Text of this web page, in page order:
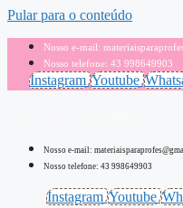
Pular para o conteúdo
Nosso e-mail:
Nosso telefone: 43 998649903
Instagram Youtube
Nosso e-mail:
Nosso telefone: 43 998649903
Instagram Youtube